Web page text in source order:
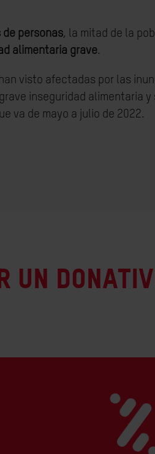
de personas, la mitad de la
alimentaria grave.
visto afectadas por las
inseguridad alimentaria y
va de mayo a julio de 2022.
un